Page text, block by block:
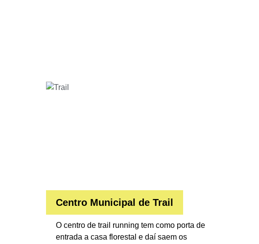
Centro Municipal de Trail
O centro de trail running tem como porta de
entrada a casa florestal e daí saem os